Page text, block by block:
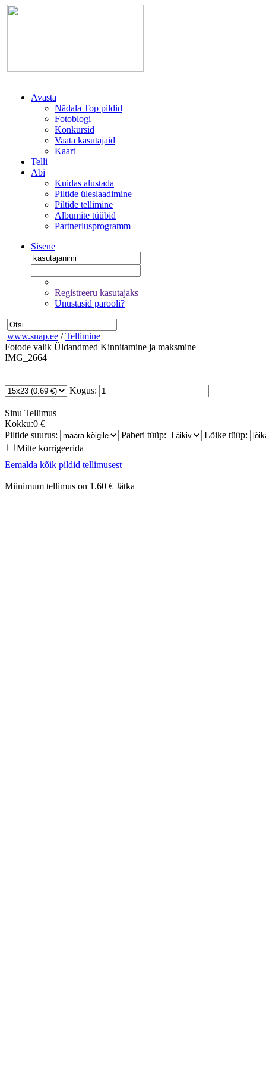
Avasta
Nädala Top pildid
Fotoblogi
Konkursid
Vaata kasutajaid
Kaart
Telli
Abi
Kuidas alustada
Piltide üleslaadimine
Piltide tellimine
Albumite tüübid
Partnerlusprogramm
Sisene
Registreeru kasutajaks
Unustasid parooli?
www.snap.ee / Tellimine
Fotode valik Üldandmed Kinnitamine ja maksmine
IMG_2664
Kogus:
Sinu Tellimus
Kokku:0 €
Piltide suurus:
Paberi tüüp:
Lõike tüüp:
Mitte korrigeerida
Eemalda kõik pildid tellimusest
Miinimum tellimus on 1.60 € Jätka